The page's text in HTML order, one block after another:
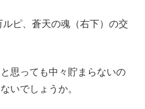
ピ、蒼天の魂（右下）の交
思っても中々貯まらないの
いでしょうか。